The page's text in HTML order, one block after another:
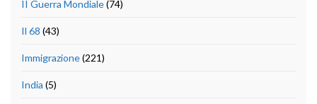
II Guerra Mondiale(74)
Il 68 (43)
Immigrazione(221)
India (5)